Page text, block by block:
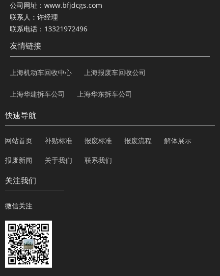
公司网址：www.bfjdcgs.com
联系人：许经理
联系电话：13321972496
友情链接
上海机动车回收中心 上海报废车回收公司
上海华建拆车公司 上海华东拆车公司
快速导航
网站首页 补贴标准 报废标准 报废流程 解体展示
报废新闻 关于我们 联系我们
关注我们
微信关注